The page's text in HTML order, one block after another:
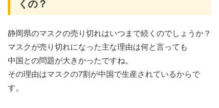
くの？
静岡県のマスクの売り切れはいつまで続くのでしょうか？
マスクが売り切れになった主な理由は何と言っても
中国との問題が大きかったですね。
その理由はマスクの7割が中国で生産されているからで
す。